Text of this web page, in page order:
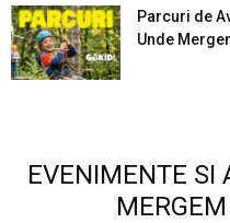
Parcuri de
Unde
EVENIMENTE SI